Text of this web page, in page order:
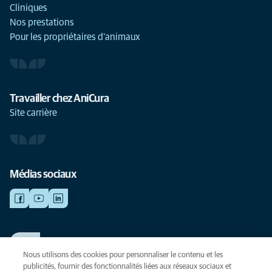
Cliniques
Nos prestations
Pour les propriétaires d'animaux
Travailler chez AniCura
Site carrière
Médias sociaux
Voir nos offres d'emploi
Nous utilisons des cookies pour personnaliser le contenu et les
publicités, fournir des fonctionnalités liées aux réseaux sociaux et